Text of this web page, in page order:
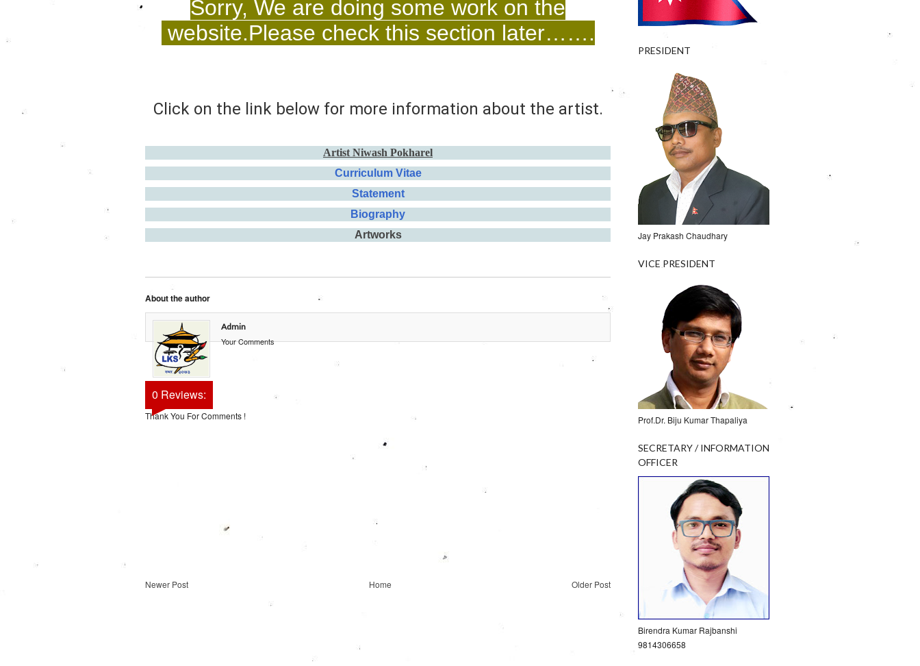
Sorry, We are doing some work on the
website.Please check this section later…….
Click on the link below for more information about the artist.
Artist Niwash Pokharel
Curriculum Vitae
Statement
Biography
Artworks
About the author
Admin
Your Comments
0 Reviews:
Thank You For Comments !
Newer Post Home Older Post
PRESIDENT
Jay Prakash Chaudhary
VICE PRESIDENT
Prof.Dr. Biju Kumar Thapaliya
SECRETARY / INFORMATION
OFFICER
Birendra Kumar Rajbanshi
9814306658